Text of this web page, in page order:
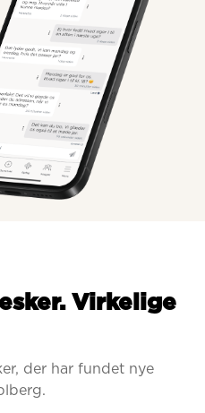
Virkelige
der har fundet nye